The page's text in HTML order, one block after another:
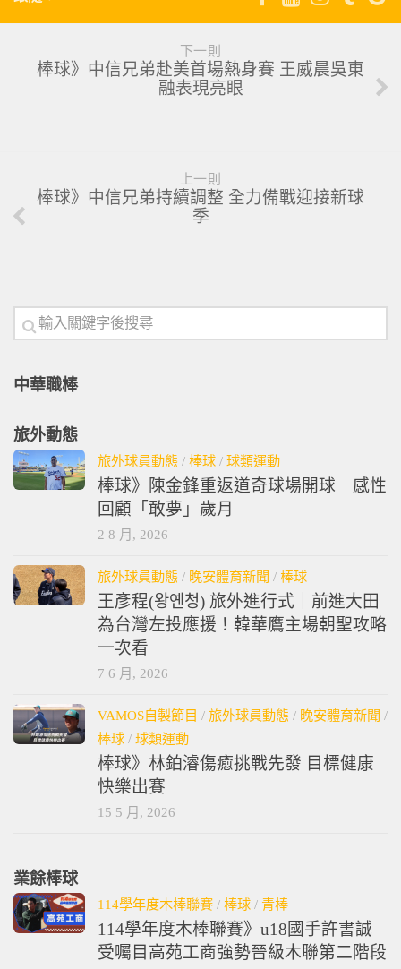
下一則
棒球》中信兄弟赴美首場熱身賽 王威晨吳東
融表現亮眼
上一則
棒球》中信兄弟持續調整 全力備戰迎接新球
季
中華職棒
旅外動態
旅外球員動態 / 棒球 / 球類運動
棒球》陳金鋒重返道奇球場開球 感性
回顧「敢夢」歲月
2 8 月, 2026
旅外球員動態 / 晚安體育新聞 / 棒球
王彥程(왕옌청) 旅外進行式｜前進大田
為台灣左投應援！韓華鷹主場朝聖攻略
一次看
7 6 月, 2026
VAMOS自製節目 / 旅外球員動態 / 晚安體育新聞 /
棒球 / 球類運動
棒球》林鉑濬傷癒挑戰先發 目標健康
快樂出賽
15 5 月, 2026
業餘棒球
114學年度木棒聯賽 / 棒球 / 青棒
114學年度木棒聯賽》u18國手許書誠
受囑目高苑工商強勢晉級木聯第二階段